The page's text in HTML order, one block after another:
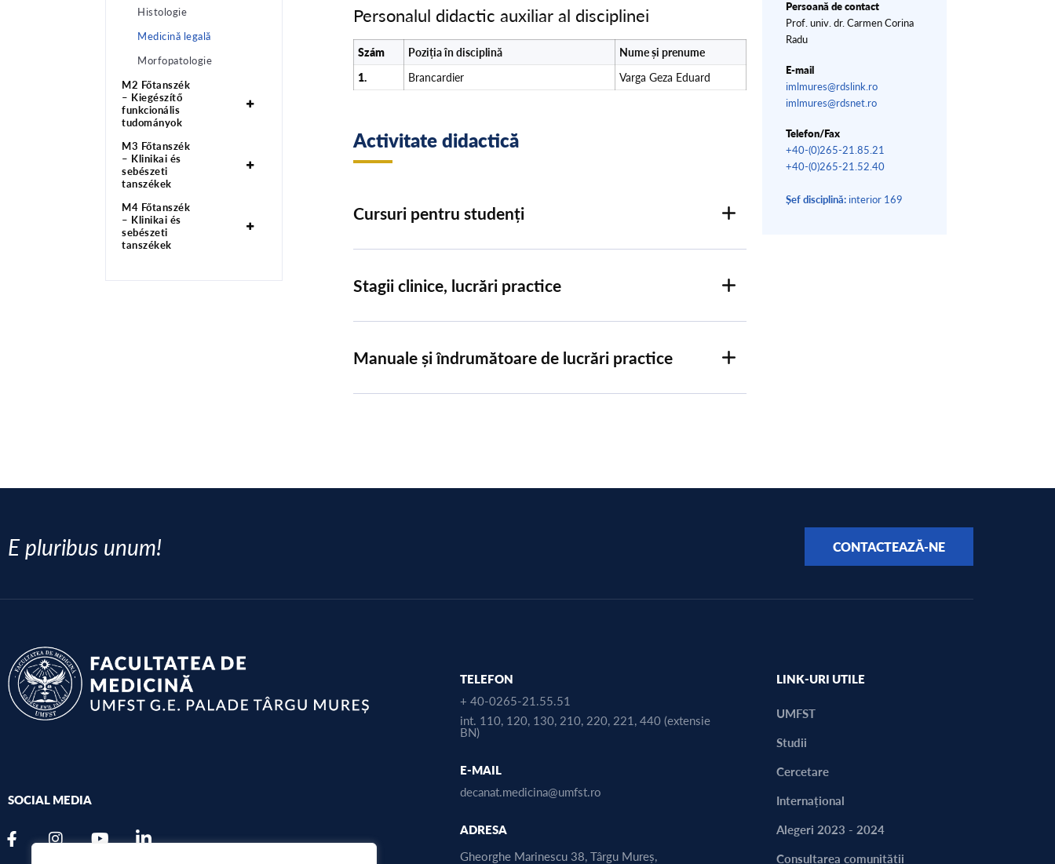
Histologie
Medicină legală
Morfopatologie
M2 Főtanszék
– Kiegészítő
funkcionális
tudományok
M3 Főtanszék
– Klinikai és
sebészeti
tanszékek
M4 Főtanszék
– Klinikai és
sebészeti
tanszékek
Personalul didactic auxiliar al disciplinei
Szám Poziția în disciplină
Nume și prenume
1.
Brancardier Varga Geza Eduard
Activitate didactică
Cursuri pentru studenți
Stagii clinice, lucrări practice
Manuale și îndrumătoare de lucrări practice
Persoană de contact
Prof. univ. dr. Carmen Corina
Radu
E-mail
imlmures@rdslink.ro
imlmures@rdsnet.ro
Telefon/Fax
+40-(0)265-21.85.21
+40-(0)265-21.52.40
Șef disciplină:interior 169
E pluribus unum! CONTACTEAZĂ-NE
SOCIAL MEDIA
TELEFON
+ 40-0265-21.55.51
int. 110, 120, 130, 210, 220, 221, 440 (extensie
BN)
E-MAIL
decanat.medicina@umfst.ro
ADRESA
Gheorghe Marinescu 38, Târgu Mureș,
LINK-URI UTILE
UMFST
Studii
Cercetare
Internațional
Alegeri 2023 - 2024
Consultarea comunității